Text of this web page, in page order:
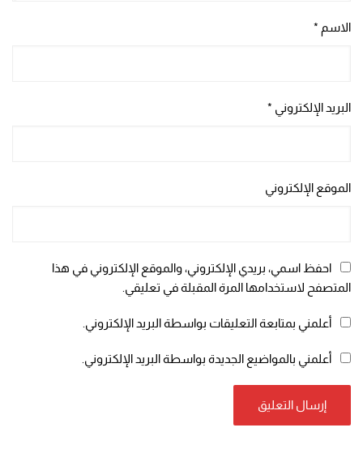
الاسم *
البريد الإلكتروني *
الموقع الإلكتروني
احفظ اسمي، بريدي الإلكتروني، والموقع الإلكتروني في هذا
المتصفح لاستخدامها المرة المقبلة في تعليقي.
أعلمني بمتابعة التعليقات بواسطة البريد الإلكتروني.
أعلمني بالمواضيع الجديدة بواسطة البريد الإلكتروني.